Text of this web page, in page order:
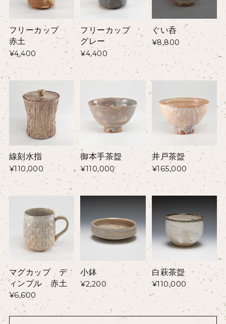
フリーカップ
赤土
¥4,400
フリーカップ
グレー
¥4,400
ぐい呑
¥8,800
線刻水指
¥110,000
御本手茶盌
¥110,000
井戸茶盌
¥165,000
マグカップ デ
ィンプル 赤土
¥6,600
小鉢
¥2,200
白萩茶盌
¥110,000